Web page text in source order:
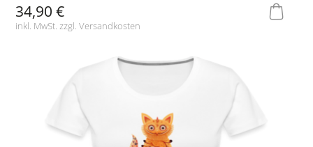
34,90 €
inkl. MwSt. zzgl.Versandkosten